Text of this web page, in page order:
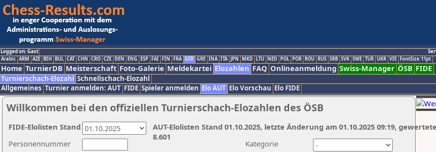
Logged on: Gast
Arabic ARM AZE BIH BUL CAT CHN CRO CZE DEN ENG ESP FAI FIN FRA GER GRE INA ITA JPN MKD LTU NED POL POR ROU RUS SRB SVK SWE TUR UKR VIE FontSize:11pt
Home TurnierDB Meisterschaft Foto-Galerie Meldekartei Elozahlen FAQ Onlineanmeldung Swiss-Manager ÖSB FIDE
Turnierschach-Elozahl Schnellschach-Elozahl
Allgemeines Turnier anmelden: AUT FIDE Spieler anmelden Elo AUT Elo Vorschau Elo FIDE
Willkommen bei den offiziellen Turnierschach-Elozahlen des ÖSB
Kategorie
Personennummer
AUT-Elolisten Stand 01.10.2025, letzte Änderung am 01.10.2025 09:19,
8.601
FIDE-Elolisten Stand